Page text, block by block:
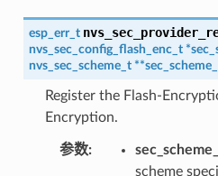
esp_err_t
nvs_sec_config_flash_enc_t *
nvs_sec_scheme_t **
Register the Flash-
Encryption.
参数
scheme